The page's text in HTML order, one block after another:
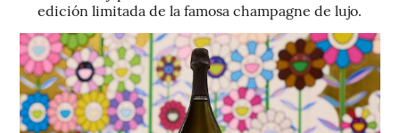
edición limitada de la famosa champagne de lujo.